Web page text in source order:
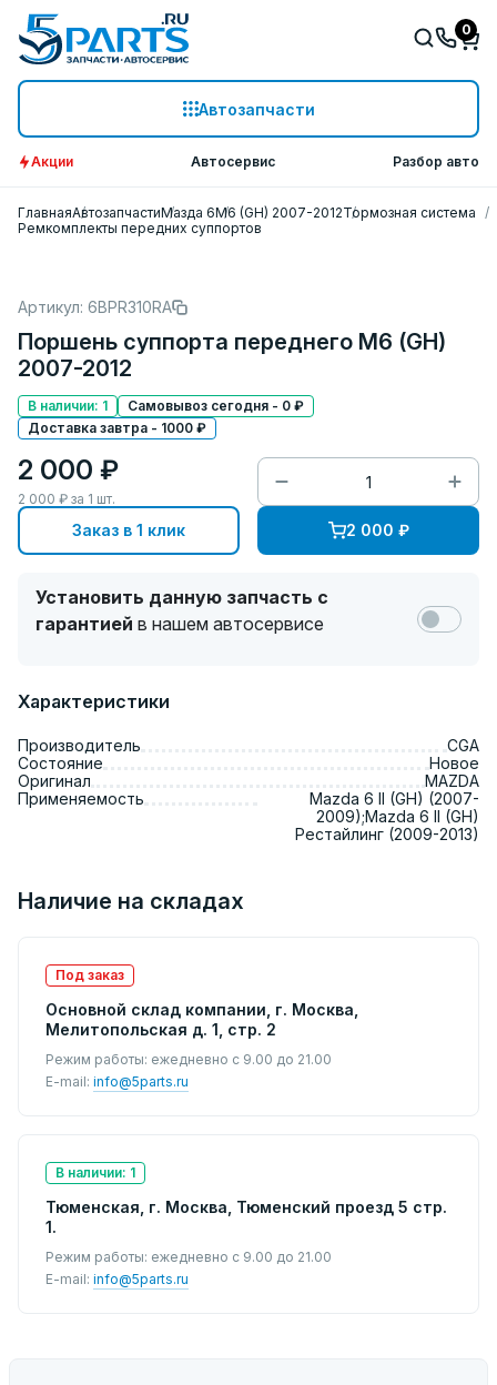
Автозапчасти
0
Акции Автосервис Разбор авто
ГлавнаяАвтозапчастиМазда 6M6 (GH) 2007-2012Тормозная система
Ремкомплекты передних суппортов
Артикул: 6BPR310RA
Поршень суппорта переднего M6 (GH)
2007-2012
В наличии: 1
Самовывоз сегодня - 0 ₽
Доставка завтра - 1000 ₽
2 000 ₽
2 000 ₽ за 1 шт.
Заказ в 1 клик 2 000 ₽
Установить данную запчасть с
гарантией в нашем автосервисе
Характеристики
Производитель
CGA
Состояние
Новое
Оригинал
MAZDA
Применяемость
Mazda 6 II (GH) (2007-
2009);Mazda 6 II (GH)
Рестайлинг (2009-2013)
Наличие на складах
Под заказ
Основной склад компании, г. Москва,
Мелитопольская д. 1, стр. 2
Режим работы: ежедневно с 9.00 до 21.00
E-mail: info@5parts.ru
В наличии: 1
Тюменская, г. Москва, Тюменский проезд 5 стр.
1.
Режим работы: ежедневно с 9.00 до 21.00
E-mail: info@5parts.ru